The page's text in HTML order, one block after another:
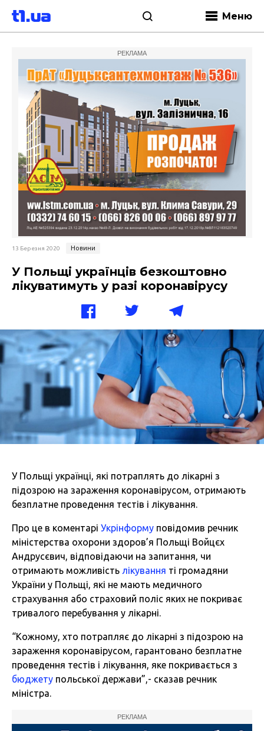
Меню
РЕКЛАМА
13 Березня 2020 Новини
У Польщі українців безкоштовно
лікуватимуть у разі коронавірусу
У Польщі українці, які потраплять до лікарні з
підозрою на зараження коронавірусом, отримають
безплатне проведення тестів і лікування.
Про це в коментарі Укрінформу повідомив речник
міністерства охорони здоров’я Польщі Войцєх
Андрусєвич, відповідаючи на запитання, чи
отримають можливість лікування ті громадяни
України у Польщі, які не мають медичного
страхування або страховий поліс яких не покриває
тривалого перебування у лікарні.
“Кожному, хто потрапляє до лікарні з підозрою на
зараження коронавірусом, гарантовано безплатне
проведення тестів і лікування, яке покривається з
бюджету польської держави”,- сказав речник
міністра.
РЕКЛАМА